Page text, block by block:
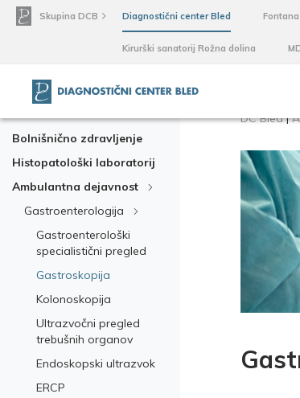
Skupina DCB Diagnostični center Bled Fontana
Kirurški sanatorij Rožna dolina
Bolnišnično zdravljenje
Histopatološki laboratorij
Ambulantna dejavnost
Gastroenterologija
Gastroenterološki
specialistični pregled
Gastroskopija
Kolonoskopija
Ultrazvočni pregled
trebušnih organov
Endoskopski ultrazvok
ERCP
DC Bled|